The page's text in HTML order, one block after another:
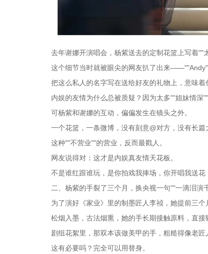
去年谢娜开演唱会，杨紫送去的定制花篮上写着""
这个细节当时就被眼尖的网友扒了出来
把这么私人的名字写在送给好友的礼物上，意味
内娱的友情为什么总被质疑？因为太多""姐妹情深""
可杨紫和谢娜的互动，偏偏发生在镜头之外。
一个花篮，一条微博，没有刻意@对方，没有长
这种""不营业""的营业，反而最戳人。
网友说得对：这才是内娱真友情天花板。
不是谁红跟谁玩，是你拍戏我捧场，你开唱我送花
二、杨紫的手裂了三个月，换央视一句""一滴泪演
为了演好《家业》里的制墨匠人李祯，她提前三
松烟入墨，古法烟熏，她的手长期接触原料，直接
剧组花絮里，那双本该做美甲的手，粗糙得像老匠
这有必要吗？完全可以用替身。